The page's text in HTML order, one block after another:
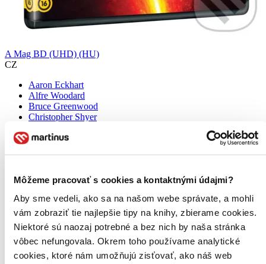
Môžeme pracovať s cookies a kontaktnými údajmi?
Aby sme vedeli, ako sa na našom webe správate, a mohli
vám zobraziť tie najlepšie tipy na knihy, zbierame cookies.
Niektoré sú naozaj potrebné a bez nich by naša stránka
vôbec nefungovala. Okrem toho používame analytické
cookies, ktoré nám umožňujú zisťovať, ako náš web
A Mag BD (UHD) (HU)
CZ
Aaron Eckhart
Alfre Woodard
Bruce Greenwood
Christopher Shyer
ďalší
Řada zdánlivě náhodných katastrof vede k děsivému objevu: vnitřní
pohybu, během několika měsíců bude Země zničena. Existuje jediná
UHD Blu-ray film
18,10 €
Do 4 – 6 dní
Tento produkt momentálne nemáme na sklade, ale zvyčajne
vám ho vieme zabezpečiť a odoslať do 4 – 6 dní. A